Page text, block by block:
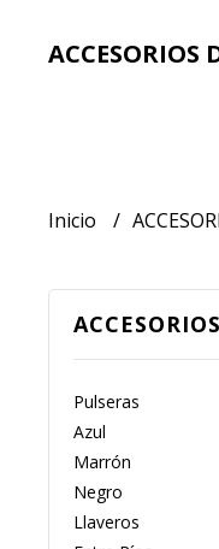
ACCESORIOS
Inicio
ACCESORIOS
Pulseras
Azul
Marrón
Negro
Llaveros